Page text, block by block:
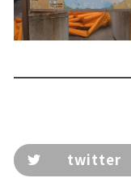
twitter